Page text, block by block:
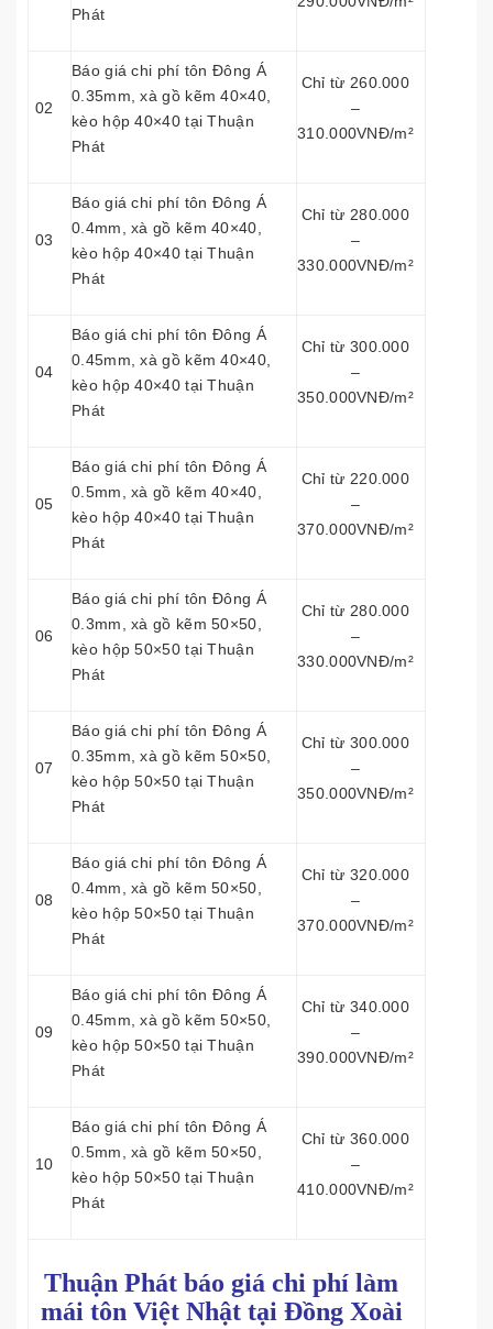
Phát
02
Báo giá chi phí tôn Đông Á
0.35mm, xà gồ kẽm 40×40,
kèo hộp 40×40 tại Thuận
Phát
Chỉ từ 260.000
–
310.000VNĐ/m²
03
Báo giá chi phí tôn Đông Á
0.4mm, xà gồ kẽm 40×40,
kèo hộp 40×40 tại Thuận
Phát
Chỉ từ 280.000
–
330.000VNĐ/m²
04
Báo giá chi phí tôn Đông Á
0.45mm, xà gồ kẽm 40×40,
kèo hộp 40×40 tại Thuận
Phát
Chỉ từ 300.000
–
350.000VNĐ/m²
05
Báo giá chi phí tôn Đông Á
0.5mm, xà gồ kẽm 40×40,
kèo hộp 40×40 tại Thuận
Phát
Chỉ từ 220.000
–
370.000VNĐ/m²
06
Báo giá chi phí tôn Đông Á
0.3mm, xà gồ kẽm 50×50,
kèo hộp 50×50 tại Thuận
Phát
Chỉ từ 280.000
–
330.000VNĐ/m²
07
Báo giá chi phí tôn Đông Á
0.35mm, xà gồ kẽm 50×50,
kèo hộp 50×50 tại Thuận
Phát
Chỉ từ 300.000
–
350.000VNĐ/m²
08
Báo giá chi phí tôn Đông Á
0.4mm, xà gồ kẽm 50×50,
kèo hộp 50×50 tại Thuận
Phát
Chỉ từ 320.000
–
370.000VNĐ/m²
09
Báo giá chi phí tôn Đông Á
0.45mm, xà gồ kẽm 50×50,
kèo hộp 50×50 tại Thuận
Phát
Chỉ từ 340.000
–
390.000VNĐ/m²
10
Báo giá chi phí tôn Đông Á
0.5mm, xà gồ kẽm 50×50,
kèo hộp 50×50 tại Thuận
Phát
Chỉ từ 360.000
–
410.000VNĐ/m²
Thuận Phát báo giá chi phí làm
mái tôn Việt Nhật tại Đồng Xoài